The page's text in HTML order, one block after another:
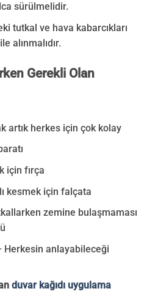
sürülmelidir.
tutkal ve hava kabarcıkları
alınmalıdır.
Gerekli Olan
artık herkes için çok kolay
için fırça
kesmek için falçata
zemine bulaşmaması
Herkesin anlayabileceği
duvar kağıdı uygulama